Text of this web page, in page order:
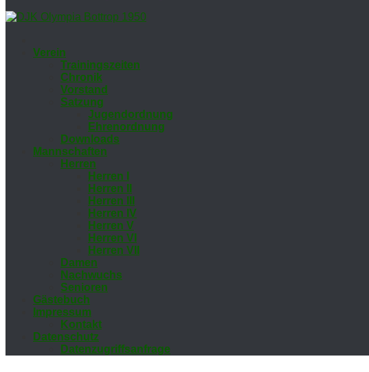
Ver­ein
Trai­nings­zei­ten
Chro­nik
Vor­stand
Sat­zung
Ju­gend­ord­nung
Eh­ren­ord­nung
Down­loads
Mann­schaf­ten
Her­ren
Her­ren I
Her­ren II
Her­ren III
Her­ren IV
Her­ren V
Her­ren VI
Her­ren VII
Da­men
Nach­wuchs
Se­nio­ren
Gäs­te­buch
Im­pres­sum
Kon­takt
Da­ten­schutz
Da­ten­zu­griffs­an­fra­ge